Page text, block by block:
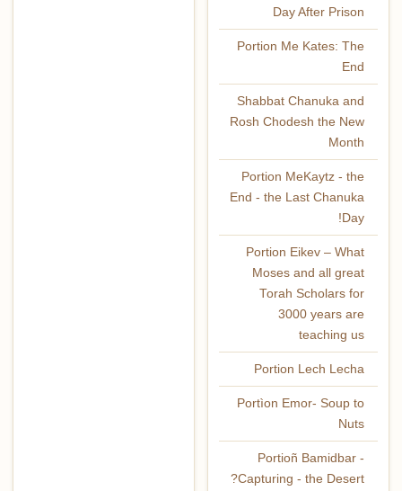
Day After Prison
Portion Me Kates: The
End
Shabbat Chanuka and
Rosh Chodesh the New
Month
Portion MeKaytz - the
End - the Last Chanuka
Day!
Portion Eikev – What
Moses and all great
Torah Scholars for
3000 years are
teaching us
Portion Lech Lecha
Portìon Emor- Soup to
Nuts
Portioñ Bamidbar -
Capturing - the Desert?